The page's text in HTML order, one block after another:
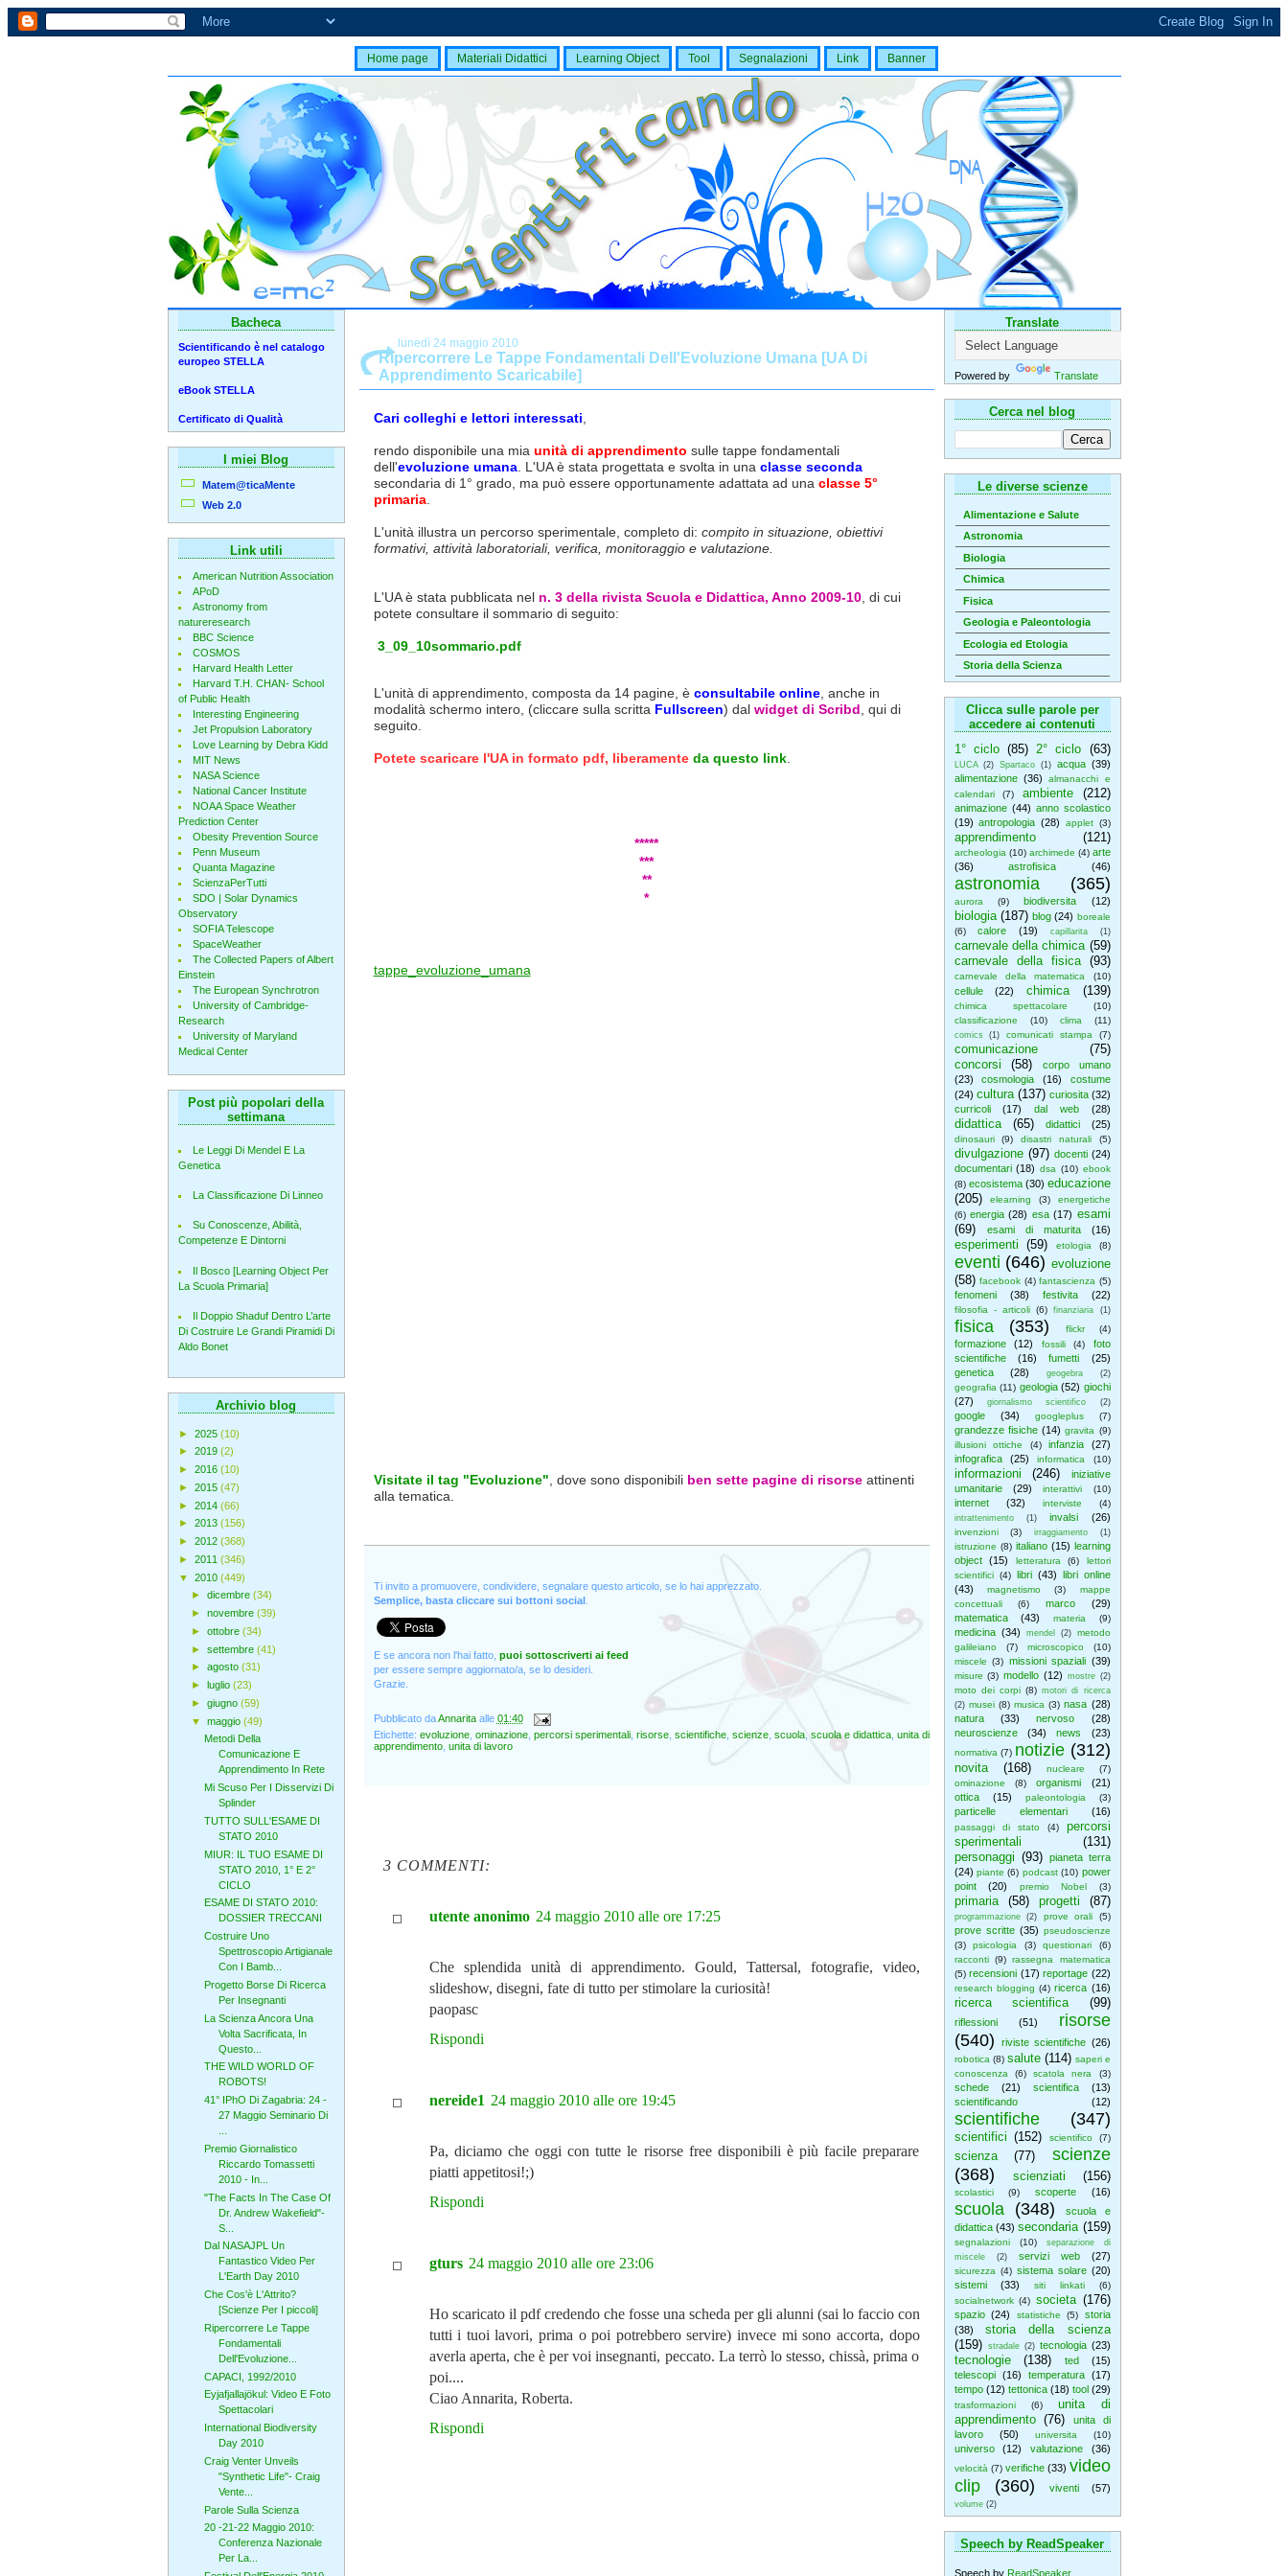
Home page Materiali Didattici Learning Object Tool Segnalazioni Link Banner
Translate
Powered by Translate
Cerca nel blog
Le diverse scienze
Alimentazione e Salute
Astronomia
Biologia
Chimica
Fisica
Geologia e Paleontologia
Ecologia ed Etologia
Storia della Scienza
Clicca sulle parole per
accedere ai contenuti
1° ciclo (85) 2° ciclo (63)
LUCA (2) Spartaco (1) acqua (39)
alimentazione (36)
almanacchi e
calendari
(7) ambiente (212)
animazione (44) anno scolastico
(19) antropologia (28) applet (3)
apprendimento (121)
archeologia (10) archimede (4) arte
(36)
astrofisica (46)
astronomia (365)
aurora (9) biodiversita (12)
biologia (187) blog (24) boreale
(6)
calore (19) capillarita (1)
carnevale della chimica (59)
carnevale della fisica
(93)
carnevale della matematica (10)
cellule (22) chimica (139)
chimica spettacolare
(10)
classificazione
(10) clima (11)
comics (1) comunicati stampa (7)
comunicazione
(75)
concorsi
(58)
corpo umano
(23)
cosmologia (16)
costume
(24) cultura (137) curiosita (32)
curricoli
(17) dal web (28)
didattica (65) didattici (25)
dinosauri (9) disastri naturali (5)
divulgazione (97) docenti (24)
documentari (18) dsa (10) ebook
(8) ecosistema (30) educazione
(205)
elearning (3)
energetiche
(6) energia (28) esa (17) esami
(69)
esami di maturita (16)
esperimenti (59) etologia (8)
eventi (646) evoluzione
(58) facebook (4) fantascienza (5)
fenomeni (38) festivita (22)
filosofia - articoli (6) finanziaria (1)
fisica (353) flickr (4)
formazione (12) fossili (4)
foto
scientifiche
(16) fumetti
(25)
genetica
(28) geogebra (2)
geografia (11) geologia (52) giochi
(27)
giornalismo scientifico (2)
google (34) googleplus (7)
grandezze fisiche (14) gravita (9)
illusioni ottiche
(4) infanzia
(27)
infografica
(25) informatica (10)
informazioni (246)
iniziative
umanitarie
(29) interattivi (10)
internet (32) interviste (4)
intrattenimento (1) invalsi (26)
invenzioni (3) irraggiamento (1)
istruzione (8) italiano (15) learning
object
(15) letteratura (6)
lettori
scientifici (4) libri (43) libri online
(43)
magnetismo (3)
mappe
concettuali
(6) marco
(29)
matematica
(43) materia (9)
medicina (34) mendel (2)
metodo
galileiano
(7) microscopico
(10)
miscele (3) missioni spaziali (39)
misure (3) modello (12) mostre (2)
moto dei corpi (8) motori di ricerca
(2) musei (8) musica (3) nasa (28)
natura
(33) nervoso
(28)
neuroscienze
(34) news (23)
normativa (7) notizie (312)
novita (168) nucleare
(7)
ominazione
(8) organismi
(21)
ottica
(15) paleontologia (3)
particelle elementari (16)
passaggi di stato (4)
percorsi
sperimentali
(131)
personaggi (93)
pianeta terra
(24) piante (6) podcast (10) power
point
(20) premio Nobel (3)
primaria (58) progetti (87)
programmazione (2) prove orali (5)
prove scritte (35) pseudoscienze
(3)
psicologia (3) questionari
(6)
racconti (9) rassegna matematica
(5) recensioni (17) reportage (22)
research blogging (4) ricerca (16)
ricerca scientifica (99)
riflessioni (51)
risorse
(540)
riviste scientifiche (26)
robotica (8) salute (114) saperi e
conoscenza
(6) scatola nera (3)
schede (21) scientifica
(13)
scientificando
(12)
scientifiche (347)
scientifici (152) scientifico (7)
scienza (77)
scienze
(368)
scienziati (156)
scolastici (9) scoperte (16)
scuola (348)
scuola e
didattica (43) secondaria (159)
segnalazioni (10)
separazione di
miscele
(2) servizi web (27)
sicurezza (4) sistema solare (20)
sistemi
(33) siti linkati
(6)
socialnetwork (4) societa (176)
spazio (24) statistiche (5)
storia
(38)
storia della scienza
(159)
stradale (2) tecnologia (23)
tecnologie (138) ted
(15)
telescopi
(16) temperatura
(17)
tempo (12) tettonica (18) tool (29)
trasformazioni (6)
unita di
apprendimento (76)
unita di
lavoro
(50) universita (10)
universo (12) valutazione (36)
velocità (7) verifiche (33) video
clip
(360) viventi (57)
volume (2)
Speech by ReadSpeaker
Speech by ReadSpeaker
lunedì 24 maggio 2010
Ripercorrere Le Tappe Fondamentali Dell'Evoluzione Umana [UA Di
Apprendimento Scaricabile]
Cari colleghi e lettori interessati
rendo disponibile una mia unità di apprendimento sulle tappe fondamentali
dell'evoluzione umana. L'UA è stata progettata e svolta in una classe seconda
secondaria di 1° grado, ma può essere opportunamente adattata ad una classe 5°
primaria.
L'unità illustra un percorso sperimentale, completo di: compito in situazione, obiettivi
formativi, attività laboratoriali, verifica, monitoraggio e valutazione.
L'UA è stata pubblicata nel n. 3 della rivista Scuola e Didattica, Anno 2009-10, di cui
potete consultare il sommario di seguito:
3_09_10sommario.pdf
L'unità di apprendimento, composta da 14 pagine, è consultabile online, anche in
modalità schermo intero, (cliccare sulla scritta Fullscreen) dal widget di Scribd , qui di
seguito.
Potete scaricare l'UA in formato pdf, liberamente da questo link.
*****
***
**
*
tappe_evoluzione_umana
Visitate il tag "Evoluzione" , dove sono disponibili ben sette pagine di risorseattinenti
alla tematica.
Ti invito a promuovere, condividere, segnalare questo articolo, se lo hai apprezzato.
Semplice, basta cliccare sui bottoni social.
E se ancora non l'hai fatto, puoi sottoscriverti ai feed
per essere sempre aggiornato/a, se lo desideri.
Grazie.
Pubblicato daAnnarita alle 01:40
Etichette: evoluzione, ominazione, percorsi sperimentali, risorse, scientifiche, scienze, scuola, scuola e didattica, unita di
apprendimento, unita di lavoro
3 COMMENTI:
utente anonimo 24 maggio 2010 alle ore 17:25
Che splendida unità di apprendimento. Gould, Tattersal, fotografie, video,
slideshow, disegni, fate di tutto per stimolare la curiosità!
paopasc
Rispondi
nereide1 24 maggio 2010 alle ore 19:45
Pa, diciamo che oggi con tutte le risorse free disponibili è più facile preparare
piatti appetitosi!;)
Rispondi
gturs 24 maggio 2010 alle ore 23:06
Ho scaricato il pdf credendo che fosse una scheda per gli alunni (sai lo faccio con
tutti i tuoi lavori, prima o poi potrebbero servire) invece mi sono accorta, dopo
averla aperta, che è per voi insegnanti, peccato. La terrò lo stesso, chissà, prima o
poi....
Ciao Annarita, Roberta.
Rispondi
Bacheca
Scientificando è nel catalogo
europeo STELLA
eBook STELLA
Certificato di Qualità
I miei Blog
Matem@ticaMente
Web 2.0
Link utili
American Nutrition Association
APoD
Astronomy from
natureresearch
BBC Science
COSMOS
Harvard Health Letter
Harvard T.H. CHAN- School
of Public Health
Interesting Engineering
Jet Propulsion Laboratory
Love Learning by Debra Kidd
MIT News
NASA Science
National Cancer Institute
NOAA Space Weather
Prediction Center
Obesity Prevention Source
Penn Museum
Quanta Magazine
ScienzaPerTutti
SDO | Solar Dynamics
Observatory
SOFIA Telescope
SpaceWeather
The Collected Papers of Albert
Einstein
The European Synchrotron
University of Cambridge-
Research
University of Maryland
Medical Center
Post più popolari della
settimana
Le Leggi Di Mendel E La
Genetica
La Classificazione Di Linneo
Su Conoscenze, Abilità,
Competenze E Dintorni
Il Bosco [Learning Object Per
La Scuola Primaria]
Il Doppio Shaduf Dentro L’arte
Di Costruire Le Grandi Piramidi Di
Aldo Bonet
Archivio blog
► 2025 (10)
► 2019 (2)
► 2016 (10)
► 2015 (47)
► 2014 (66)
► 2013 (156)
► 2012 (368)
► 2011 (346)
▼ 2010 (449)
► dicembre (34)
► novembre (39)
► ottobre (34)
► settembre (41)
► agosto (31)
► luglio (23)
► giugno (59)
▼ maggio (49)
Metodi Della
Comunicazione E
Apprendimento In Rete
Mi Scuso Per I Disservizi Di
Splinder
TUTTO SULL'ESAME DI
STATO 2010
MIUR: IL TUO ESAME DI
STATO 2010, 1° E 2°
CICLO
ESAME DI STATO 2010:
DOSSIER TRECCANI
Costruire Uno
Spettroscopio Artigianale
Con I Bamb...
Progetto Borse Di Ricerca
Per Insegnanti
La Scienza Ancora Una
Volta Sacrificata, In
Questo...
THE WILD WORLD OF
ROBOTS!
41° IPhO Di Zagabria: 24 -
27 Maggio Seminario Di
Premio Giornalistico
Riccardo Tomassetti
2010 - In...
"The Facts In The Case Of
Dr. Andrew Wakefield"-
S...
Dal NASAJPL Un
Fantastico Video Per
L'Earth Day 2010
Che Cos'è L'Attrito?
[Scienze Per I piccoli]
Ripercorrere Le Tappe
Fondamentali
Dell'Evoluzione...
CAPACI, 1992/2010
Eyjafjallajökul: Video E Foto
Spettacolari
International Biodiversity
Day 2010
Craig Venter Unveils
"Synthetic Life"- Craig
Vente...
Parole Sulla Scienza
20 -21-22 Maggio 2010:
Conferenza Nazionale
Per La...